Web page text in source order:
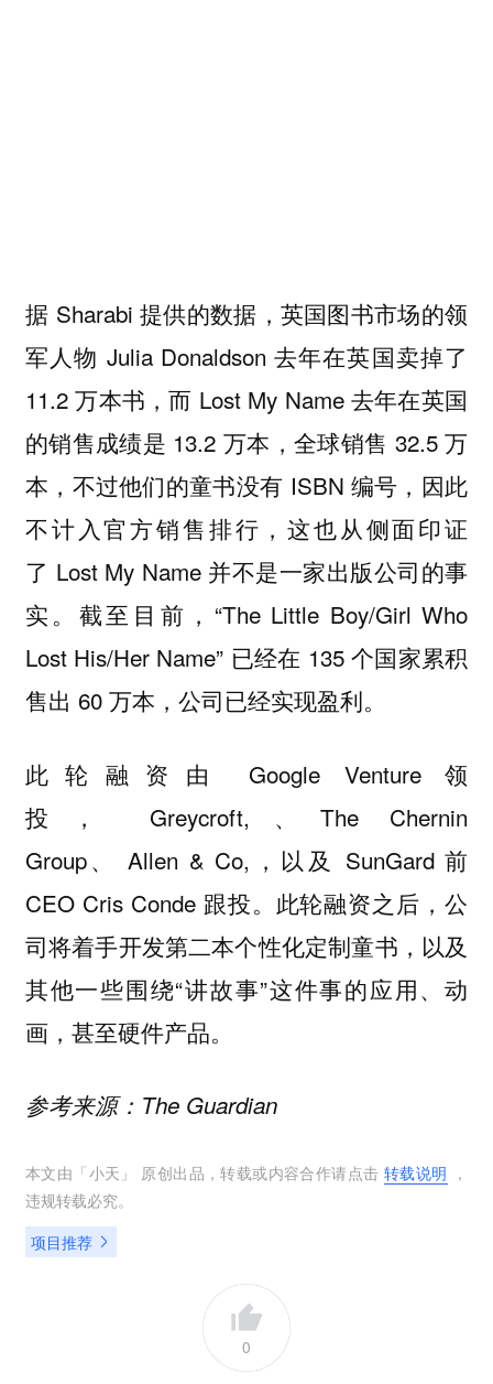
据 Sharabi 提供的数据，英国图书市场的领
军人物 Julia Donaldson 去年在英国卖掉了
11.2 万本书，而 Lost My Name 去年在英国
的销售成绩是 13.2 万本，全球销售 32.5 万
本，不过他们的童书没有 ISBN 编号，因此
不计入官方销售排行，这也从侧面印证
了 Lost My Name 并不是一家出版公司的事
实。截至目前，“The Little Boy/Girl Who
Lost His/Her Name” 已经在 135 个国家累积
售出 60 万本，公司已经实现盈利。
此轮融资由 Google Venture 领
投， Greycroft,、The Chernin
Group、 Allen & Co,，以及 SunGard 前
CEO Cris Conde 跟投。此轮融资之后，公
司将着手开发第二本个性化定制童书，以及
其他一些围绕“讲故事”这件事的应用、动
画，甚至硬件产品。
参考来源：The Guardian
本文由「小天 」 原创出品，转载或内容合作请点击 转载说明 ，
违规转载必究。
项目推荐
0